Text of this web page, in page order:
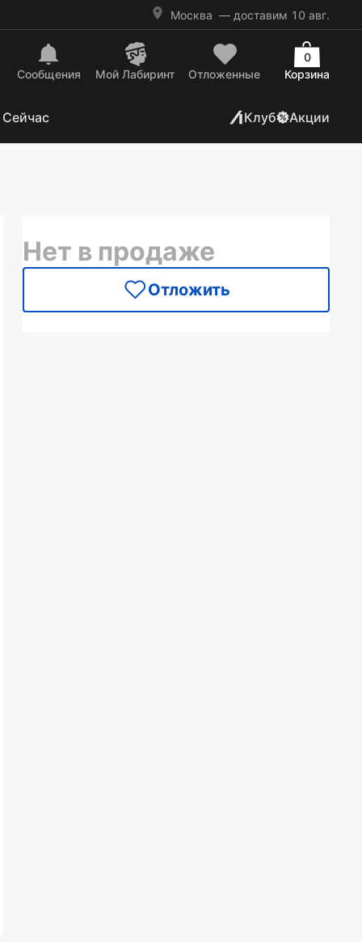
Москва — доставим 10 авг.
Сообщения Mой Лабиринт Отложенные Корзина
0
Клуб Акции
Нет в продаже
Отложить